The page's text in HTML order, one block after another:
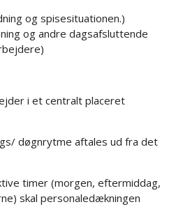
og spisesituationen.)
og andre dagsafsluttende
i et centralt placeret
døgnrytme aftales ud fra det
timer (morgen, eftermiddag,
skal personaledækningen